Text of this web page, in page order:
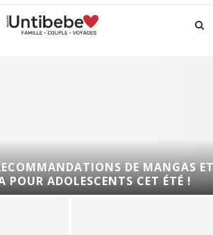
DE MANGAS ET
ADOLESCENTS CET ÉTÉ !